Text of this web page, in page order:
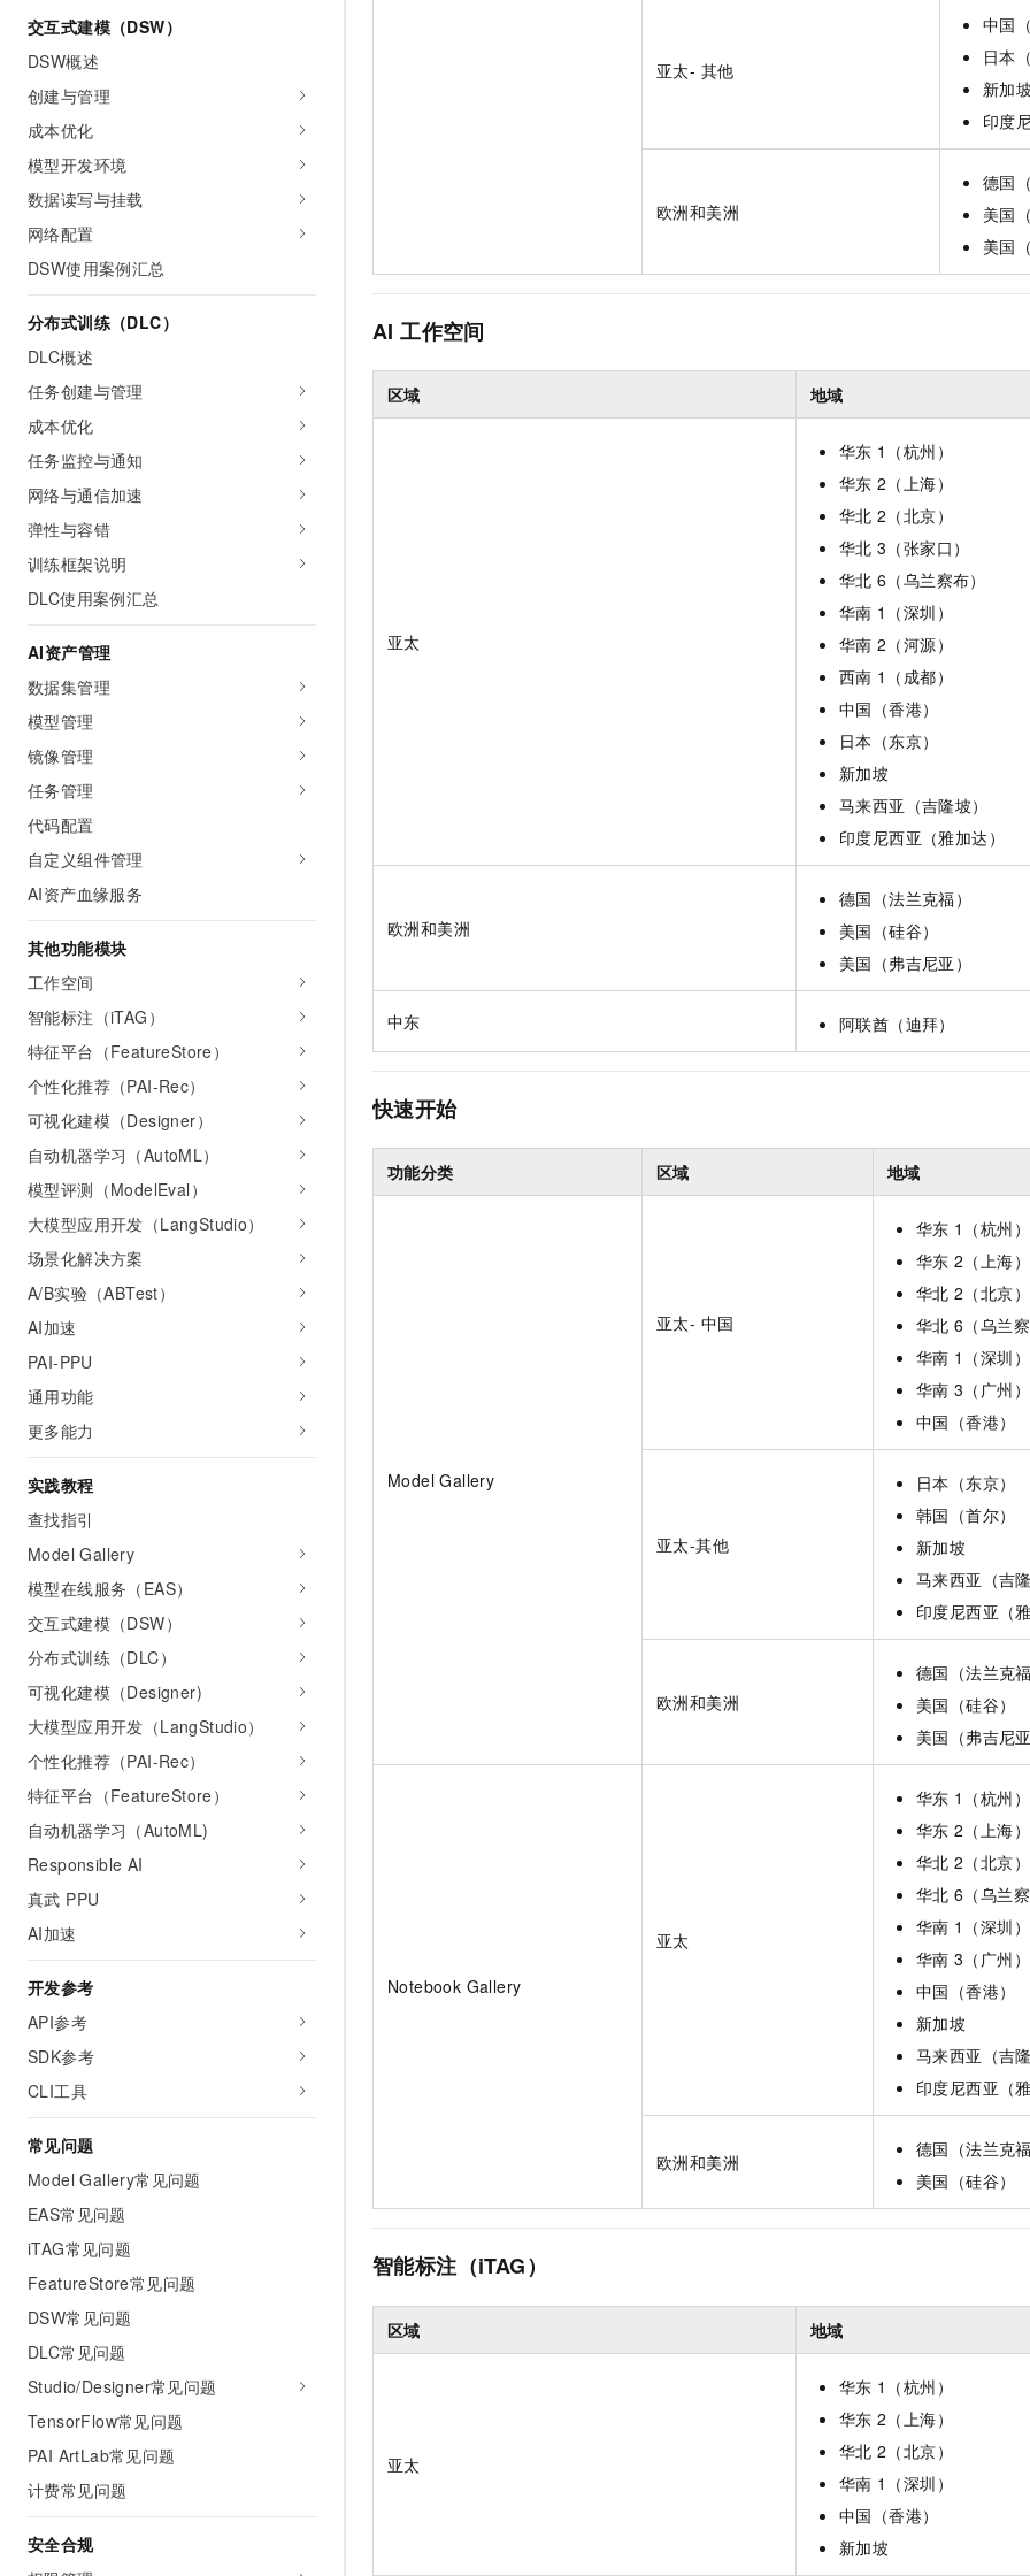
交互式建模（DSW）
DSW概述
创建与管理
成本优化
模型开发环境
数据读写与挂载
网络配置
DSW使用案例汇总
分布式训练（DLC）
DLC概述
任务创建与管理
成本优化
任务监控与通知
网络与通信加速
弹性与容错
训练框架说明
DLC使用案例汇总
AI资产管理
数据集管理
模型管理
镜像管理
任务管理
代码配置
自定义组件管理
AI资产血缘服务
其他功能模块
工作空间
智能标注（iTAG）
特征平台（FeatureStore）
个性化推荐（PAI-Rec）
可视化建模（Designer）
自动机器学习（AutoML）
模型评测（ModelEval）
大模型应用开发（LangStudio）
场景化解决方案
A/B实验（ABTest）
AI加速
PAI-PPU
通用功能
更多能力
实践教程
查找指引
Model Gallery
模型在线服务（EAS）
交互式建模（DSW）
分布式训练（DLC）
可视化建模（Designer)
大模型应用开发（LangStudio）
个性化推荐（PAI-Rec）
特征平台（FeatureStore）
自动机器学习（AutoML)
Responsible AI
真武 PPU
AI加速
开发参考
API参考
SDK参考
CLI工具
常见问题
Model Gallery常见问题
EAS常见问题
iTAG常见问题
FeatureStore常见问题
DSW常见问题
DLC常见问题
Studio/Designer常见问题
TensorFlow常见问题
PAI ArtLab常见问题
计费常见问题
安全合规
亚太- 其他
中国
日本
新加
印度
欧洲和美洲
德国
美国
美国
AI 工作空间
区域 地域
亚太
华东 1（杭州）
华东 2（上海）
华北 2（北京）
华北 3（张家口）
华北 6（乌兰察布）
华南 1（深圳）
华南 2（河源）
西南 1（成都）
中国（香港）
日本（东京）
新加坡
马来西亚（吉隆坡）
印度尼西亚（雅加达）
欧洲和美洲
德国（法兰克福）
美国（硅谷）
美国（弗吉尼亚）
中东 阿联酋（迪拜）
快速开始
功能分类 区域 地域
Model Gallery
亚太- 中国
华东 1（杭州）
华东 2（上海）
华北 2（北京）
华北 6（乌兰
华南 1（深圳）
华南 3（广州）
中国（香港）
亚太-其他
日本（东京）
韩国（首尔）
新加坡
马来西亚（吉
印度尼西亚（
欧洲和美洲
德国（法兰克
美国（硅谷）
美国（弗吉尼
Notebook Gallery
亚太
华东 1（杭州）
华东 2（上海）
华北 2（北京）
华北 6（乌兰
华南 1（深圳）
华南 3（广州）
中国（香港）
新加坡
马来西亚（吉
印度尼西亚（
欧洲和美洲
德国（法兰克
美国（硅谷）
智能标注（iTAG）
区域 地域
亚太
华东 1（杭州）
华东 2（上海）
华北 2（北京）
华南 1（深圳）
中国（香港）
新加坡